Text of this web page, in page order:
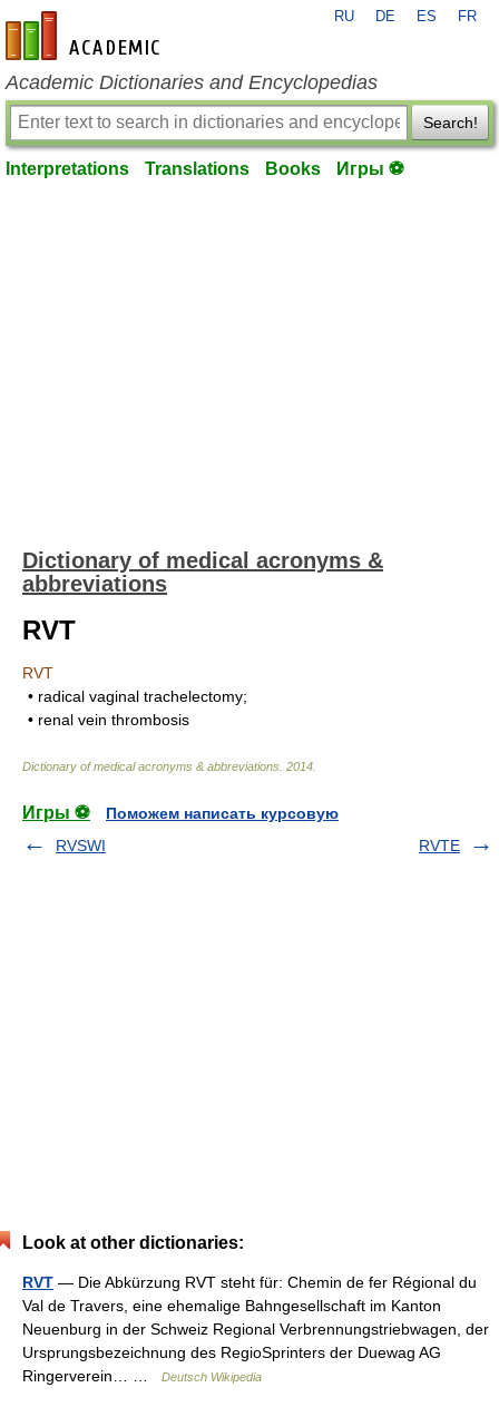
en-academic.com
RU DE ES FR
Academic Dictionaries and Encyclopedias
Search!
Interpretations Translations Books Игры ⚽
Dictionary of medical acronyms &
abbreviations
RVT
RVT
• radical vaginal trachelectomy;
• renal vein thrombosis
Dictionary of medical acronyms & abbreviations 2014
Игры ⚽
Поможем написать курсовую
RVSWI
RVTE
Look at other dictionaries:
RVT — Die Abkürzung RVT steht für: Chemin de fer Régional du
Val de Travers, eine ehemalige Bahngesellschaft im Kanton
Neuenburg in der Schweiz Regional Verbrennungstriebwagen, der
Ursprungsbezeichnung des RegioSprinters der Duewag AG
Ringerverein… …
Deutsch Wikipedia